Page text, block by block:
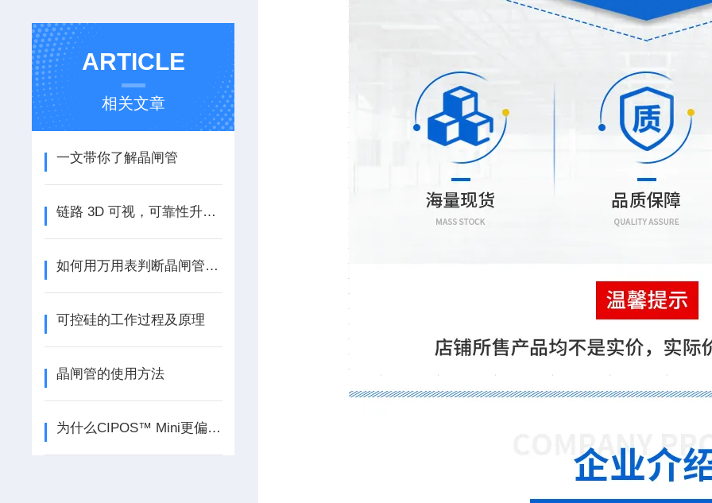
ARTICLE
相关文章
一文带你了解晶闸管
链路 3D 可视，可靠性升级！伊顿电源 Power Cube 电力模块“智慧管家”
如何用万用表判断晶闸管电极？
可控硅的工作过程及原理
晶闸管的使用方法
为什么CIPOS™ Mini更偏向于使用IGBT芯片，而非Si MOSFET？